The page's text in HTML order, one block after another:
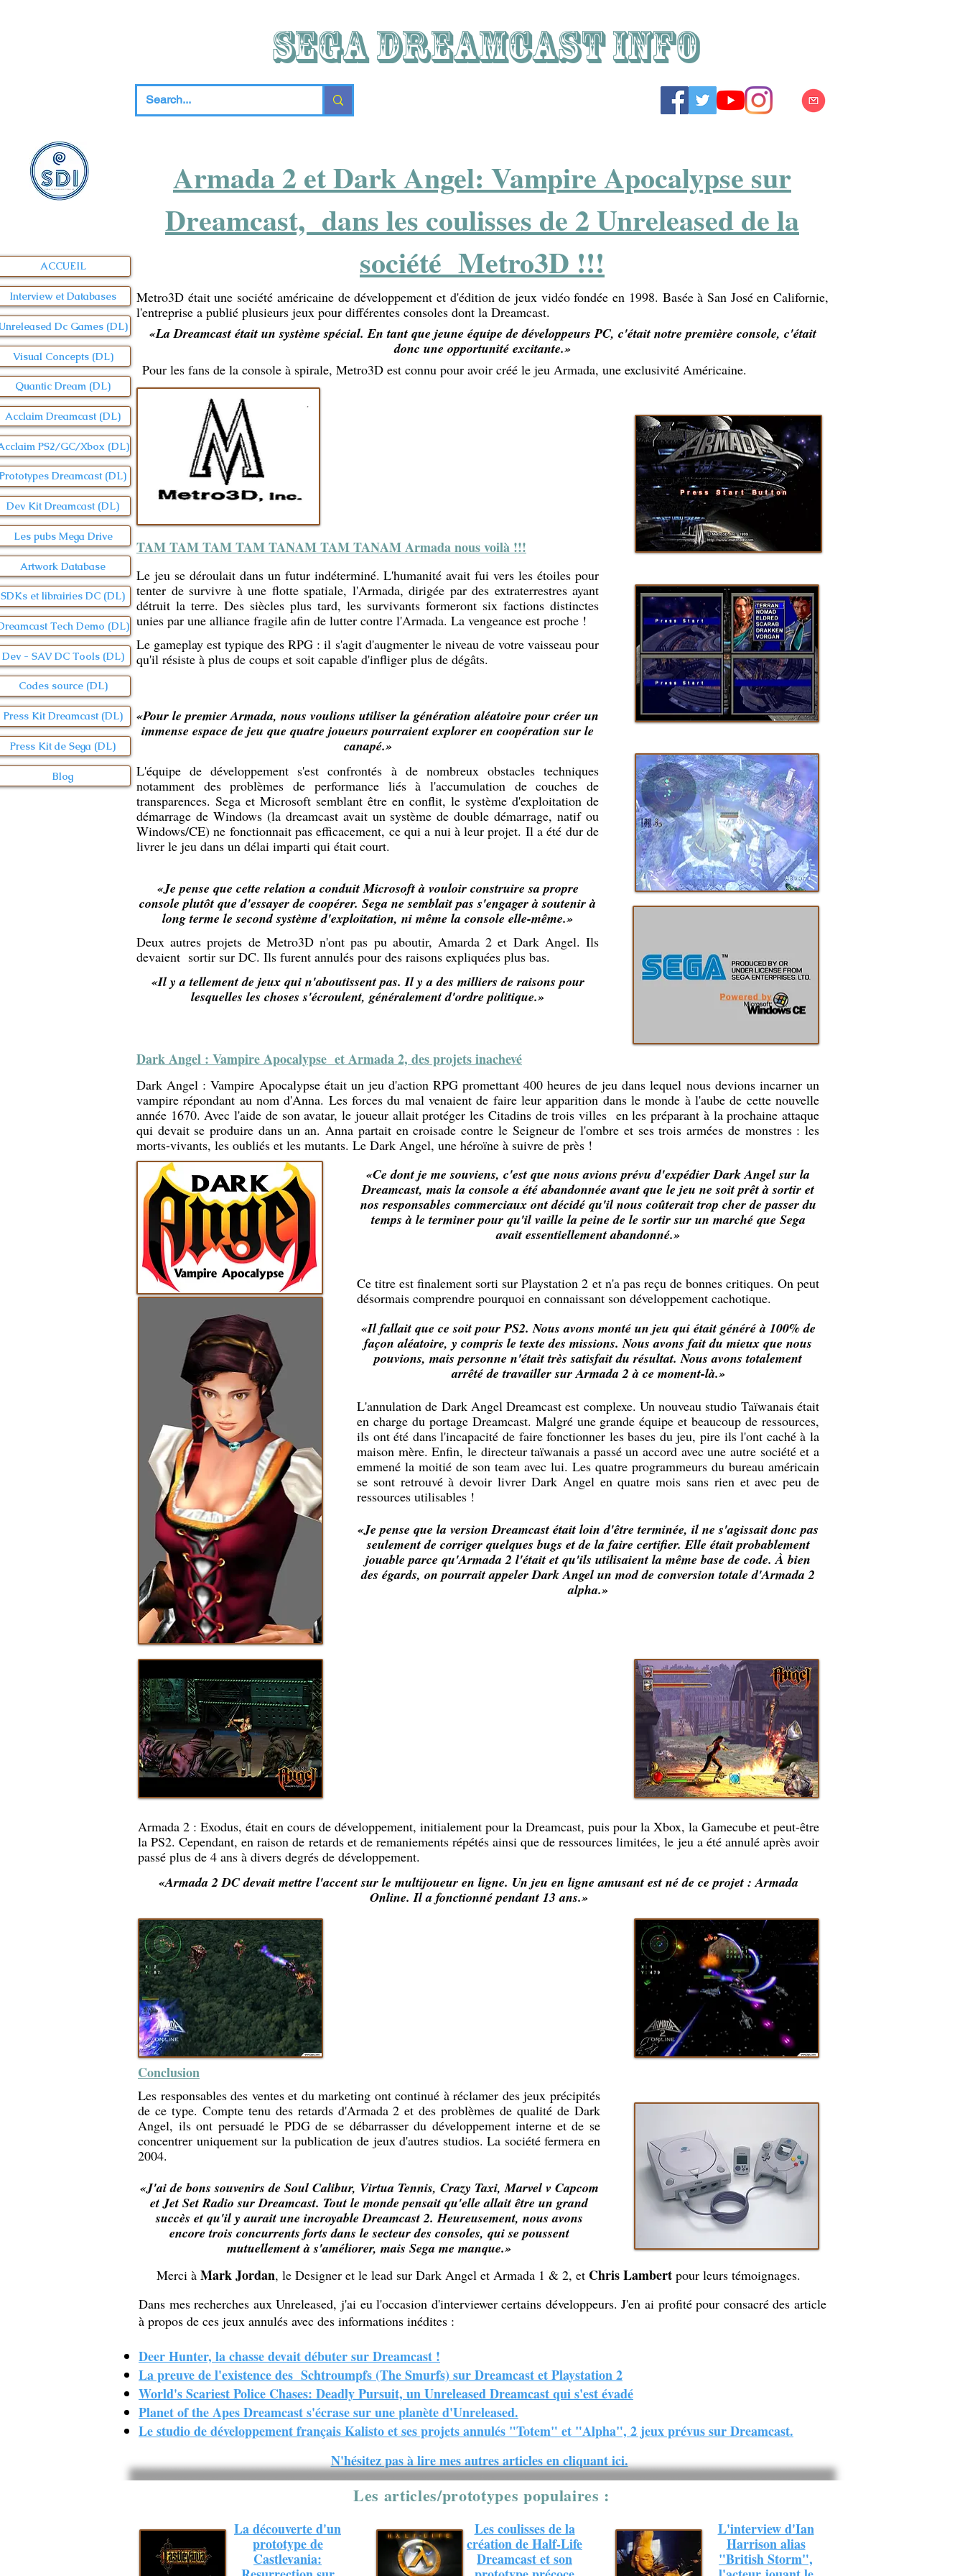
SEGA DREAMCAST iNFO
Armada 2 et Dark Angel: Vampire Apocalypse sur
Dreamcast, dans les coulisses de 2 Unreleased de la
société Metro3D !!!
Metro3D était une société américaine de développement et d'édition de jeux vidéo fondée en 1998. Basée à San José en Californie,
l'entreprise a publié plusieurs jeux pour différentes consoles dont la Dreamcast.
«La Dreamcast était un système spécial. En tant que jeune équipe de développeurs PC, c'était notre première console, c'était
donc une opportunité excitante.»
Pour les fans de la console à spirale, Metro3D est connu pour avoir créé le jeu Armada, une exclusivité Américaine.
TAM TAM TAM TAM TANAM TAM TANAM Armada nous voilà !!!
Le jeu se déroulait dans un futur indéterminé. L'humanité avait fui vers les étoiles pour
tenter de survivre à une flotte spatiale, l'Armada, dirigée par des extraterrestres ayant
détruit la terre. Des siècles plus tard, les survivants formeront six factions distinctes
unies par une alliance fragile afin de lutter contre l'Armada. La vengeance est proche !
Le gameplay est typique des RPG : il s'agit d'augmenter le niveau de votre vaisseau pour
qu'il résiste à plus de coups et soit capable d'infliger plus de dégâts.
«Pour le premier Armada, nous voulions utiliser la génération aléatoire pour créer un
immense espace de jeu que quatre joueurs pourraient explorer en coopération sur le
canapé.»
L'équipe de développement s'est confrontés à de nombreux obstacles techniques
notamment des problèmes de performance liés à l'accumulation de couches de
transparences. Sega et Microsoft semblant être en conflit, le système d'exploitation de
démarrage de Windows (la dreamcast avait un système de double démarrage, natif ou
Windows/CE) ne fonctionnait pas efficacement, ce qui a nui à leur projet. Il a été dur de
livrer le jeu dans un délai imparti qui était court.
«Je pense que cette relation a conduit Microsoft à vouloir construire sa propre
console plutôt que d'essayer de coopérer. Sega ne semblait pas s'engager à soutenir à
long terme le second système d'exploitation, ni même la console elle-même.»
Deux autres projets de Metro3D n'ont pas pu aboutir, Amarda 2 et Dark Angel. Ils
devaient sortir sur DC. Ils furent annulés pour des raisons expliquées plus bas.
«Il y a tellement de jeux qui n'aboutissent pas. Il y a des milliers de raisons pour
lesquelles les choses s'écroulent, généralement d'ordre politique.»
Dark Angel : Vampire Apocalypse et Armada 2, des projets inachevé
Dark Angel : Vampire Apocalypse était un jeu d'action RPG promettant 400 heures de jeu dans lequel nous devions incarner un
vampire répondant au nom d'Anna. Les forces du mal venaient de faire leur apparition dans le monde à l'aube de cette nouvelle
année 1670. Avec l'aide de son avatar, le joueur allait protéger les Citadins de trois villes en les préparant à la prochaine attaque
qui devait se produire dans un an. Anna partait en croisade contre le Seigneur de l'ombre et ses trois armées de monstres : les
morts-vivants, les oubliés et les mutants. Le Dark Angel, une héroïne à suivre de près !
«Ce dont je me souviens, c'est que nous avions prévu d'expédier Dark Angel sur la
Dreamcast, mais la console a été abandonnée avant que le jeu ne soit prêt à sortir et
nos responsables commerciaux ont décidé qu'il nous coûterait trop cher de passer du
temps à le terminer pour qu'il vaille la peine de le sortir sur un marché que Sega
avait essentiellement abandonné.»
Ce titre est finalement sorti sur Playstation 2 et n'a pas reçu de bonnes critiques. On peut
désormais comprendre pourquoi en connaissant son développement cachotique.
«Il fallait que ce soit pour PS2. Nous avons monté un jeu qui était généré à 100% de
façon aléatoire, y compris le texte des missions. Nous avons fait du mieux que nous
pouvions, mais personne n'était très satisfait du résultat. Nous avons totalement
arrêté de travailler sur Armada 2 à ce moment-là.»
L'annulation de Dark Angel Dreamcast est complexe. Un nouveau studio Taïwanais était
en charge du portage Dreamcast. Malgré une grande équipe et beaucoup de ressources,
ils ont été dans l'incapacité de faire fonctionner les bases du jeu, pire ils l'ont caché à la
maison mère. Enfin, le directeur taïwanais a passé un accord avec une autre société et a
emmené la moitié de son team avec lui. Les quatre programmeurs du bureau américain
se sont retrouvé à devoir livrer Dark Angel en quatre mois sans rien et avec peu de
ressources utilisables !
«Je pense que la version Dreamcast était loin d'être terminée, il ne s'agissait donc pas
seulement de corriger quelques bugs et de la faire certifier. Elle était probablement
jouable parce qu'Armada 2 l'était et qu'ils utilisaient la même base de code. À bien
des égards, on pourrait appeler Dark Angel un mod de conversion totale d'Armada 2
alpha.»
Armada 2 : Exodus, était en cours de développement, initialement pour la Dreamcast, puis pour la Xbox, la Gamecube et peut-être
la PS2. Cependant, en raison de retards et de remaniements répétés ainsi que de ressources limitées, le jeu a été annulé après avoir
passé plus de 4 ans à divers degrés de développement.
«Armada 2 DC devait mettre l'accent sur le multijoueur en ligne. Un jeu en ligne amusant est né de ce projet : Armada
Online. Il a fonctionné pendant 13 ans.»
Conclusion
Les responsables des ventes et du marketing ont continué à réclamer des jeux précipités
de ce type. Compte tenu des retards d'Armada 2 et des problèmes de qualité de Dark
Angel, ils ont persuadé le PDG de se débarrasser du développement interne et de se
concentrer uniquement sur la publication de jeux d'autres studios. La société fermera en
2004.
«J'ai de bons souvenirs de Soul Calibur, Virtua Tennis, Crazy Taxi, Marvel v Capcom
et Jet Set Radio sur Dreamcast. Tout le monde pensait qu'elle allait être un grand
succès et qu'il y aurait une incroyable Dreamcast 2. Heureusement, nous avons
encore trois concurrents forts dans le secteur des consoles, qui se poussent
mutuellement à s'améliorer, mais Sega me manque.»
Merci à Mark Jordan, le Designer et le lead sur Dark Angel et Armada 1 & 2, et Chris Lambert pour leurs témoignages.
Dans mes recherches aux Unreleased, j'ai eu l'occasion d'interviewer certains développeurs. J'en ai profité pour consacré des article
à propos de ces jeux annulés avec des informations inédites :
Deer Hunter, la chasse devait débuter sur Dreamcast !
La preuve de l'existence des Schtroumpfs (The Smurfs) sur Dreamcast et Playstation 2
World's Scariest Police Chases: Deadly Pursuit, un Unreleased Dreamcast qui s'est évadé
Planet of the Apes Dreamcast s'écrase sur une planète d'Unreleased.
Le studio de développement français Kalisto et ses projets annulés "Totem" et "Alpha", 2 jeux prévus sur Dreamcast.
N'hésitez pas à lire mes autres articles en cliquant ici.
ACCUEIL
Interview et Databases
Dc Games (DL)
Visual Concepts (DL)
Quantic Dream (DL)
Acclaim Dreamcast (DL)
PS2/GC/Xbox (DL)
Prototypes Dreamcast (DL)
Dev Kit Dreamcast (DL)
Les pubs Mega Drive
Artwork Database
SDKs et librairies DC (DL)
Tech Demo (DL)
Dev - SAV DC Tools (DL)
Codes source (DL)
Press Kit Dreamcast (DL)
Press Kit de Sega (DL)
Blog
Les articles/prototypes populaires :
La découverte d'un
prototype de
Castlevania:
Les coulisses de la
création de Half-Life
Dreamcast et son
L'interview d'Ian
Harrison alias
"British Storm",